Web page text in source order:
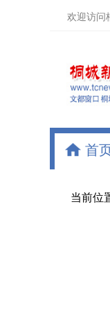
欢迎访问
首
当前位